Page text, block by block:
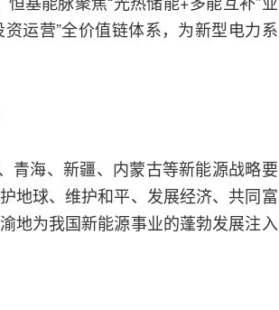
运营”全价值链体系，为新型电力系
青海、新疆、内蒙古等新能源战略要
地球、维护和平、发展经济、共同富
地为我国新能源事业的蓬勃发展注入